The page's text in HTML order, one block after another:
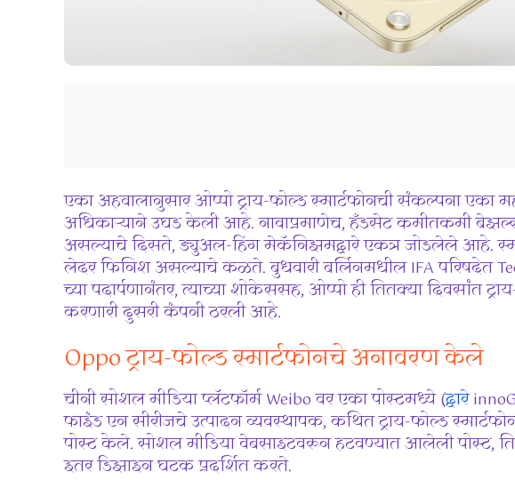
एका अहवालानुसार ओप्पो ट्राय-फोल्ड स्मार्टफोनची संकल्पना एका
अधिकाऱ्याने उघड केली आहे. नावाप्रमाणेच, हँडसेट कमीतकमी
असल्याचे दिसते, ड्युअल-हिंग मेकॅनिझमद्वारे एकत्र जोडलेले आहे.
लेदर फिनिश असल्याचे कळते. बुधवारी बर्लिनमधील IFA परिषदेत
च्या पदार्पणानंतर, त्याच्या शोकेससह, ओप्पो ही तितक्या दिवसांत
करणारी दुसरी कंपनी ठरली आहे.
Oppo ट्राय-फोल्ड स्मार्टफोनचे अनावरण केले
चीनी सोशल मीडिया प्लॅटफॉर्म Weibo वर एका पोस्टमध्ये (द्वारे
फाइंड एन सीरीजचे उत्पादन व्यवस्थापक, कथित ट्राय-फोल्ड
पोस्ट केले. सोशल मीडिया वेबसाइटवरून हटवण्यात आलेली पोस्ट,
इतर डिझाइन घटक प्रदर्शित करते.